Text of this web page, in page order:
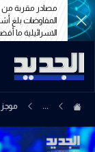
اللبناني للجديد: منسوب
كرم قطع المفاوضات
اختتامها قبل ساعتين
كرم قطع المفاوضات
اختتامها قبل ساعتين
... موجز